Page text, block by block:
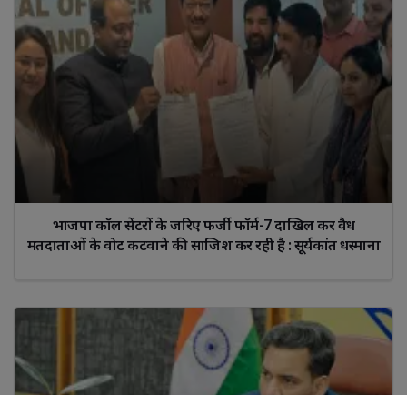
भाजपा कॉल सेंटरों के जरिए फर्जी फॉर्म-7 दाखिल कर वैध
मतदाताओं के वोट कटवाने की साजिश कर रही है : सूर्यकांत धस्माना